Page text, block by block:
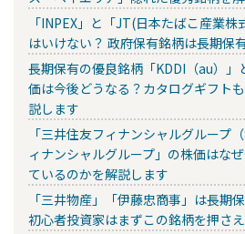
「INPEX」と「JT(日本たばこ産業
はいけない？ 政府保有銘柄は長期保
長期保有の優良銘柄「KDDI（au）
価は今後どうなる？カタログギフト
説します
「三井住友フィナンシャルグループ
ィナンシャルグループ」の株価はな
ているのかを解説します
「三井物産」「伊藤忠商事」は長期
初心者投資家はまずこの銘柄を押さ